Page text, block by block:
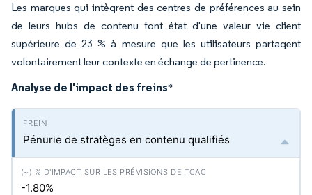
Les marques qui intègrent des centres de préférences au sein
de leurs hubs de contenu font état d'une valeur vie client
supérieure de 23 % à mesure que les utilisateurs partagent
volontairement leur contexte en échange de pertinence.
Analyse de l'impact des freins*
Pénurie de stratèges en contenu qualifiés
-1.80%